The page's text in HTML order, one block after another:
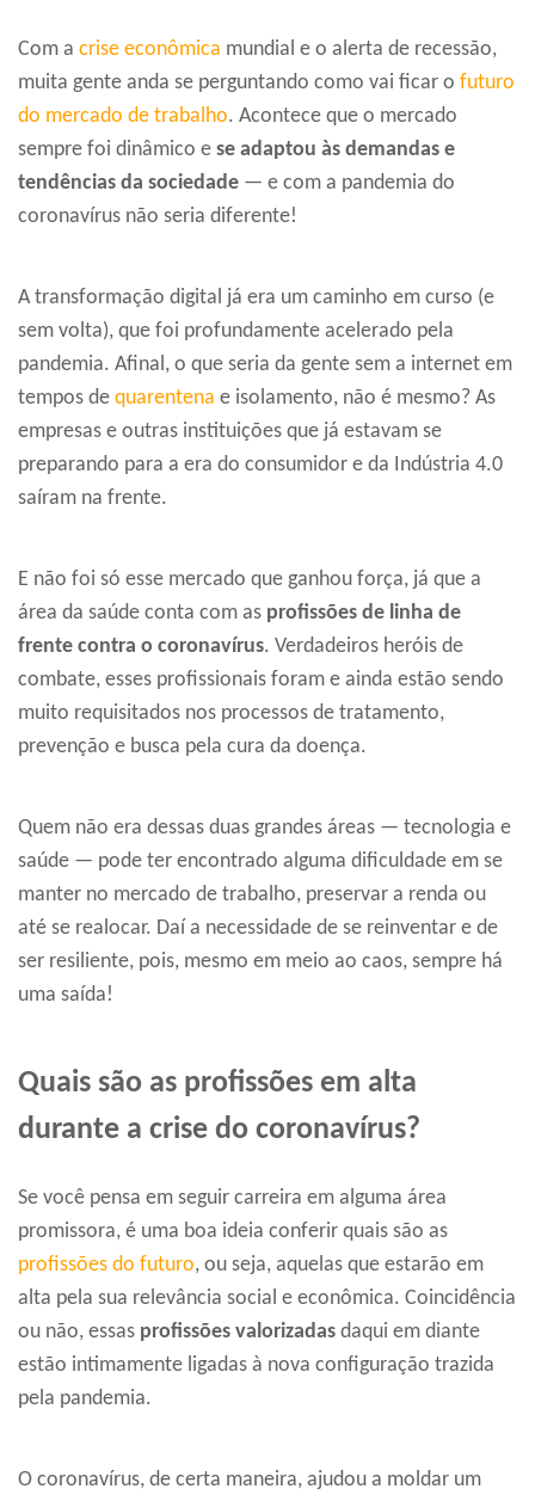
Com a crise econômica mundial e o alerta de recessão,
muita gente anda se perguntando como vai ficar o futuro
do mercado de trabalho. Acontece que o mercado
sempre foi dinâmico e se adaptou às demandas e
tendências da sociedade — e com a pandemia do
coronavírus não seria diferente!
A transformação digital já era um caminho em curso (e
sem volta), que foi profundamente acelerado pela
pandemia. Afinal, o que seria da gente sem a internet em
tempos de quarentena e isolamento, não é mesmo? As
empresas e outras instituições que já estavam se
preparando para a era do consumidor e da Indústria 4.0
saíram na frente.
E não foi só esse mercado que ganhou força, já que a
área da saúde conta com as profissões de linha de
frente contra o coronavírus. Verdadeiros heróis de
combate, esses profissionais foram e ainda estão sendo
muito requisitados nos processos de tratamento,
prevenção e busca pela cura da doença.
Quem não era dessas duas grandes áreas — tecnologia e
saúde — pode ter encontrado alguma dificuldade em se
manter no mercado de trabalho, preservar a renda ou
até se realocar. Daí a necessidade de se reinventar e de
ser resiliente, pois, mesmo em meio ao caos, sempre há
uma saída!
Quais são as profissões em alta
durante a crise do coronavírus?
Se você pensa em seguir carreira em alguma área
promissora, é uma boa ideia conferir quais são as
profissões do futuro, ou seja, aquelas que estarão em
alta pela sua relevância social e econômica. Coincidência
ou não, essas profissões valorizadas daqui em diante
estão intimamente ligadas à nova configuração trazida
pela pandemia.
O coronavírus, de certa maneira, ajudou a moldar um